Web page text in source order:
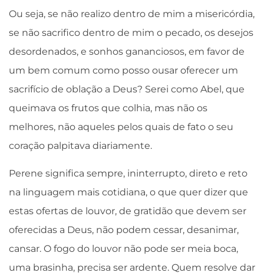
Ou seja, se não realizo dentro de mim a misericórdia,
se não sacrifico dentro de mim o pecado, os desejos
desordenados, e sonhos gananciosos, em favor de
um bem comum como posso ousar oferecer um
sacrifício de oblação a Deus? Serei como Abel, que
queimava os frutos que colhia, mas não os
melhores, não aqueles pelos quais de fato o seu
coração palpitava diariamente.
Perene significa sempre, ininterrupto, direto e reto
na linguagem mais cotidiana, o que quer dizer que
estas ofertas de louvor, de gratidão que devem ser
oferecidas a Deus, não podem cessar, desanimar,
cansar. O fogo do louvor não pode ser meia boca,
uma brasinha, precisa ser ardente. Quem resolve dar